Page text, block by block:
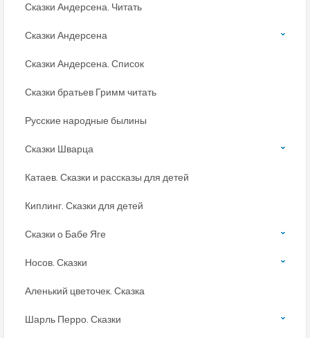
Сказки Андерсена. Читать
Сказки Андерсена
Сказки Андерсена. Список
Сказки братьев Гримм читать
Русские народные былины
Сказки Шварца
Катаев. Сказки и рассказы для детей
Киплинг. Сказки для детей
Сказки о Бабе Яге
Носов. Сказки
Аленький цветочек. Сказка
Шарль Перро. Сказки